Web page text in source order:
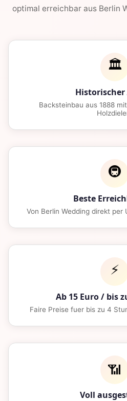
optimal erreichbar aus Berlin
🏛️
Backsteinbau aus 1888
🚇
Beste
Von Berlin Wedding direkt per
⚡
Ab 15 Euro / bis
Faire Preise fuer bis zu 4
📶
Voll